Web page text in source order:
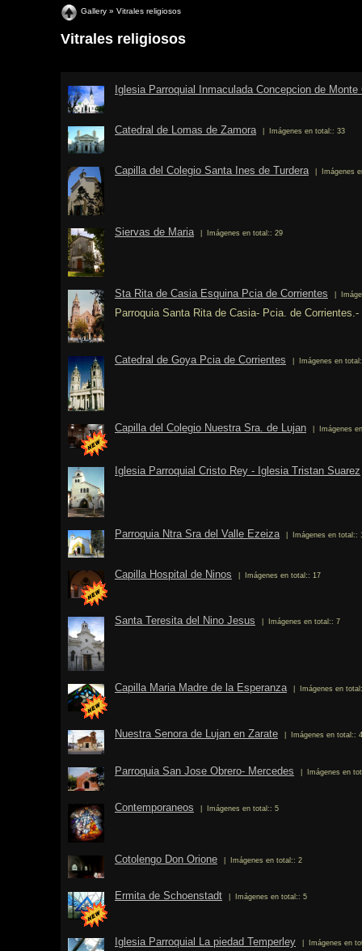
Gallery » Vitrales religiosos
Vitrales religiosos
Iglesia Parroquial Inmaculada Concepcion de Monte
Catedral de Lomas de Zamora | Imágenes en total:: 33
Capilla del Colegio Santa Ines de Turdera | Imágenes
Siervas de Maria | Imágenes en total:: 29
Sta Rita de Casia Esquina Pcia de Corrientes |
Parroquia Santa Rita de Casia- Pcia. de Corrientes.-
Catedral de Goya Pcia de Corrientes | Imágenes en
Capilla del Colegio Nuestra Sra. de Lujan | Imágenes
Iglesia Parroquial Cristo Rey - Iglesia Tristan Suarez
Parroquia Ntra Sra del Valle Ezeiza | Imágenes en total::
Capilla Hospital de Ninos | Imágenes en total:: 17
Santa Teresita del Nino Jesus | Imágenes en total:: 7
Capilla Maria Madre de la Esperanza | Imágenes en
Nuestra Senora de Lujan en Zarate | Imágenes en total:: 4
Parroquia San Jose Obrero- Mercedes | Imágenes en
Contemporaneos | Imágenes en total:: 5
Cotolengo Don Orione | Imágenes en total:: 2
Ermita de Schoenstadt | Imágenes en total:: 5
Iglesia Parroquial La piedad Temperley | Imágenes en